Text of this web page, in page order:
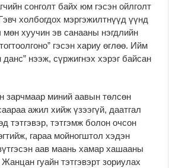
сонголт байх юм гэсэн ойлголт
холбогдох мэргэжилтнүүд үүнд
мөн хуучин эв санааны нэгдлийн
гэсэн хариу өглөө. Ийм
нээж, сүржигнэх хэрэг байсан
зарчмаар миний аавын төлсөн
ажил хийж үзээгүй, даатгал
тэтгэвэр, тэтгэмж болон очсон
гараа мойногштол хэдэн
аав маань хамар хашааны
гуайн тэтгэвэрт зориулах